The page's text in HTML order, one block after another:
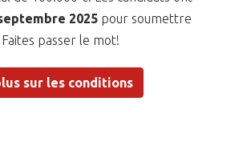
2025 pour soumettre
passer le mot!
sur les conditions